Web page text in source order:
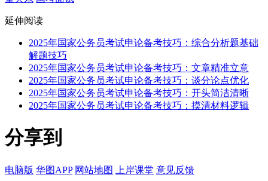
延伸阅读
2025年国家公务员考试申论备考技巧：综合分析题基础
解题技巧
2025年国家公务员考试申论备考技巧：文章精准立意
2025年国家公务员考试申论备考技巧：谈分论点优化
2025年国家公务员考试申论备考技巧：开头简洁清晰
2025年国家公务员考试申论备考技巧：摸清材料逻辑
分享到
电脑版 华图APP 网站地图 上岸课堂 意见反馈